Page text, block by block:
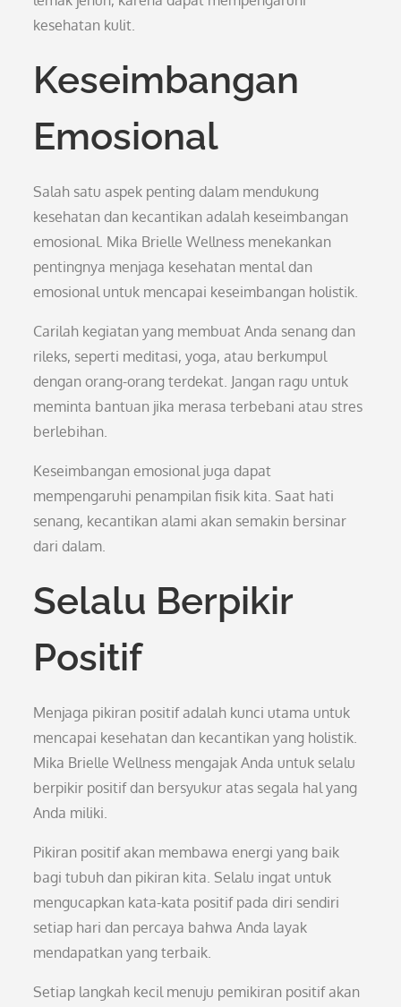
kesehatan kulit.
Keseimbangan
Emosional
Salah satu aspek penting dalam mendukung
kesehatan dan kecantikan adalah keseimbangan
emosional. Mika Brielle Wellness menekankan
pentingnya menjaga kesehatan mental dan
emosional untuk mencapai keseimbangan holistik.
Carilah kegiatan yang membuat Anda senang dan
rileks, seperti meditasi, yoga, atau berkumpul
dengan orang-orang terdekat. Jangan ragu untuk
meminta bantuan jika merasa terbebani atau stres
berlebihan.
Keseimbangan emosional juga dapat
mempengaruhi penampilan fisik kita. Saat hati
senang, kecantikan alami akan semakin bersinar
dari dalam.
Selalu Berpikir
Positif
Menjaga pikiran positif adalah kunci utama untuk
mencapai kesehatan dan kecantikan yang holistik.
Mika Brielle Wellness mengajak Anda untuk selalu
berpikir positif dan bersyukur atas segala hal yang
Anda miliki.
Pikiran positif akan membawa energi yang baik
bagi tubuh dan pikiran kita. Selalu ingat untuk
mengucapkan kata-kata positif pada diri sendiri
setiap hari dan percaya bahwa Anda layak
mendapatkan yang terbaik.
Setiap langkah kecil menuju pemikiran positif akan